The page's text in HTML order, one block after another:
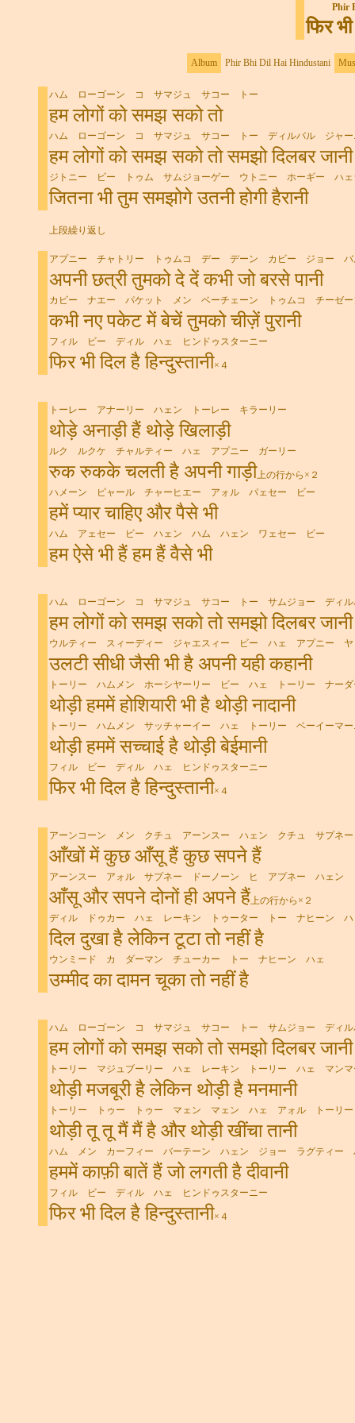
Phir
फिर
Album Phir Bhi Dil Hai Hindustani
ハム ローゴーン コ サマジュ サコー トー
हम लोगों को समझ सको तो
ハム ローゴーン コ サマジュ サコー トー ディルバル ジャー
हम लोगों को समझ सको तो समझो दिलबर जानी
ジトニー ビー トゥム サムジョーゲー ウトニー ホーギー ハェ
जितना भी तुम समझोगे उतनी होगी हैरानी
上段繰り返し
アプニー チャトリー トゥムコ デー デーン カビー ジョー バ
अपनी छत्री तुमको दे दें कभी जो बरसे पानी
カビー ナエー パケット メン ベーチェーン トゥムコ チーゼー
कभी नए पकेट में बेचें तुमको चीज़ें पुरानी
フィル ビー ディル ハェ ヒンドゥスターニー
फिर भी दिल है हिन्दुस्तानी×４
トーレー アナーリー ハェン トーレー キラーリー
थोड़े अनाड़ी हैं थोड़े खिलाड़ी
ルク ルクケ チャルティー ハェ アプニー ガーリー
रुक रुकके चलती है अपनी गाड़ी上の行から×２
ハメーン ピャール チャーヒエー アォル パェセー ビー
हमें प्यार चाहिए और पैसे भी
ハム アェセー ビー ハェン ハム ハェン ワェセー ビー
हम ऐसे भी हैं हम हैं वैसे भी
ハム ローゴーン コ サマジュ サコー トー サムジョー ディル
हम लोगों को समझ सको तो समझो दिलबर जानी
ウルティー スィーディー ジャエスィー ビー ハェ アプニー ヤ
उलटी सीधी जैसी भी है अपनी यही कहानी
トーリー ハムメン ホーシヤーリー ビー ハェ トーリー ナーダ
थोड़ी हममें होशियारी भी है थोड़ी नादानी
トーリー ハムメン サッチャーイー ハェ トーリー ベーイーマー
थोड़ी हममें सच्चाई है थोड़ी बेईमानी
フィル ビー ディル ハェ ヒンドゥスターニー
फिर भी दिल है हिन्दुस्तानी×４
アーンコーン メン クチュ アーンスー ハェン クチュ サプネ
आँखों में कुछ आँसू हैं कुछ सपने हैं
アーンスー アォル サプネー ドーノーン ヒ アプネー ハェン
आँसू और सपने दोनों ही अपने हैं上の行から×２
ディル ドゥカー ハェ レーキン トゥーター トー ナヒーン ハ
दिल दुखा है लेकिन टूटा तो नहीं है
ウンミード カ ダーマン チューカー トー ナヒーン ハェ
उम्मीद का दामन चूका तो नहीं है
ハム ローゴーン コ サマジュ サコー トー サムジョー ディル
हम लोगों को समझ सको तो समझो दिलबर जानी
トーリー マジュブーリー ハェ レーキン トーリー ハェ マンマ
थोड़ी मजबूरी है लेकिन थोड़ी है मनमानी
トーリー トゥー トゥー マェン マェン ハェ アォル トーリー
थोड़ी तू तू मैं मैं है और थोड़ी खींचा तानी
ハム メン カーフィー バーテーン ハェン ジョー ラグティー
हममें काफ़ी बातें हैं जो लगती है दीवानी
フィル ビー ディル ハェ ヒンドゥスターニー
फिर भी दिल है हिन्दुस्तानी×４